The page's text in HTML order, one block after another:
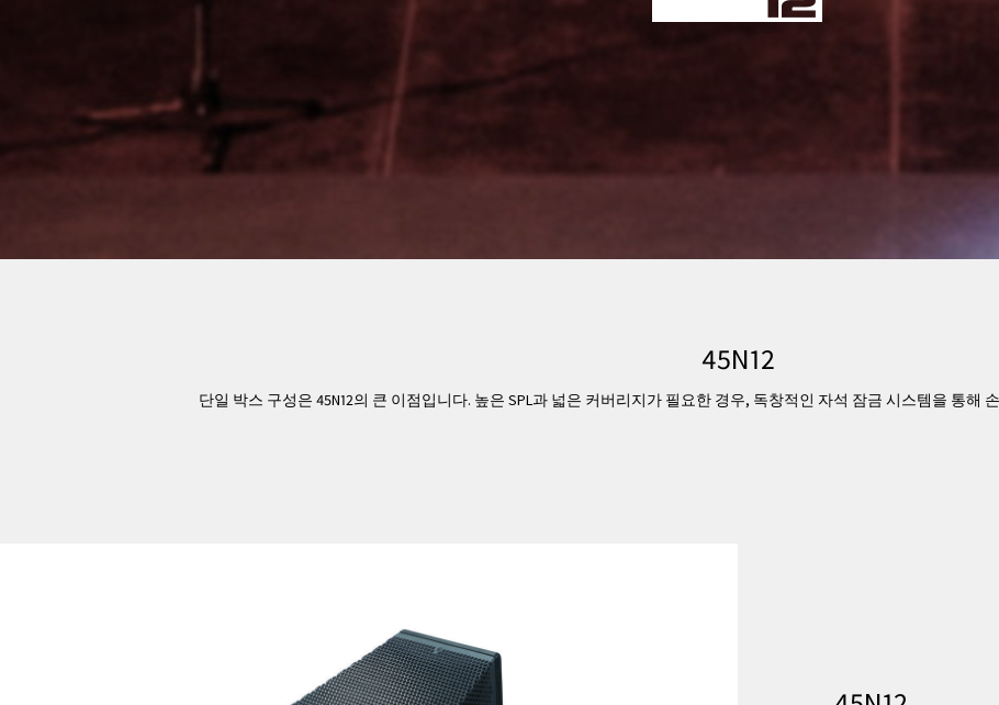
45N12
단일 박스 구성은 45N12의 큰 이점입니다. 높은 SPL과 넓은 커버리지가 필요한 경우, 독창적인 자석 잠금 시스템을 통해